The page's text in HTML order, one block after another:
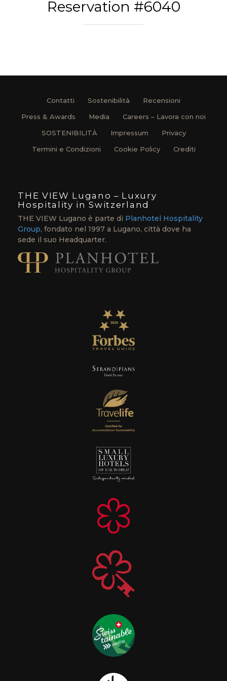
Reservation #6040
Contatti Sostenibilità
Recensioni
Press & Awards
Media
Careers – Lavora con noi
SOSTENIBILITÀ
Impressum
Privacy
Termini e Condizioni
Cookie Policy Crediti
THE VIEW Lugano – Luxury
Hospitality in Switzerland
THE VIEW Lugano è parte di Planhotel Hospitality
Group, fondato nel 1997 a Lugano, città dove ha
sede il suo Headquarter.